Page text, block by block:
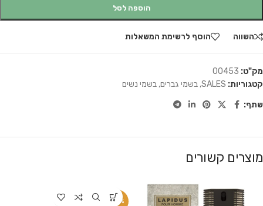
הוספה לסל
השווה הוסף לרשימת המשאלות
מק"ט: 00453
קטגוריות: SALES
, בשמי גברים, בשמי נשים
שתף:
מוצרים קשורים
-25%